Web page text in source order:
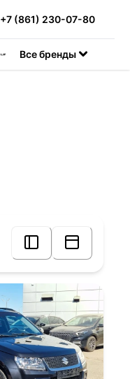
+7 (861) 230-07-80
Jetour55
Все бренды